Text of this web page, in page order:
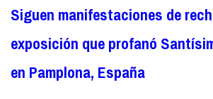
Siguen manifestaciones de
exposición que profanó
en Pamplona, España